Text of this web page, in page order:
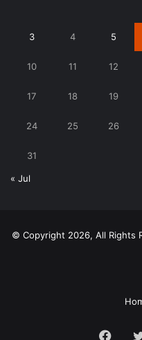
3 4 5
10 11 12
17 18 19
24 25 26
31
« Jul
© Copyright 2026, All Rights